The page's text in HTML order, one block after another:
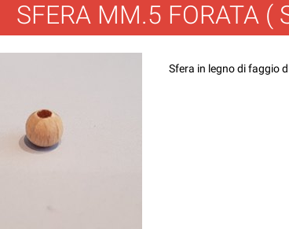
SFERA MM.5 FORATA (
Sfera in legno di faggio